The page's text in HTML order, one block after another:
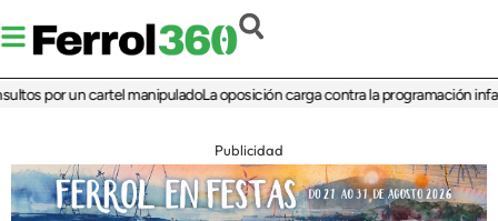
por un cartel manipuladoLa oposición carga contra la programación infantil
Publicidad